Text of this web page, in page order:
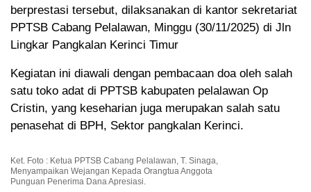
berprestasi tersebut, dilaksanakan di kantor sekretariat
PPTSB Cabang Pelalawan, Minggu (30/11/2025) di Jln
Lingkar Pangkalan Kerinci Timur
Kegiatan ini diawali dengan pembacaan doa oleh salah
satu toko adat di PPTSB kabupaten pelalawan Op
Cristin, yang keseharian juga merupakan salah satu
penasehat di BPH, Sektor pangkalan Kerinci.
Ket. Foto : Ketua PPTSB Cabang Pelalawan, T. Sinaga,
Menyampaikan Wejangan Kepada Orangtua Anggota
Punguan Penerima Dana Apresiasi.